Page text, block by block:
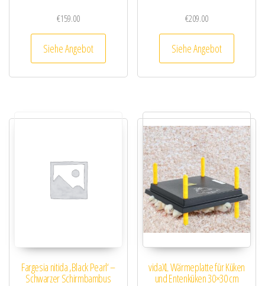
€159.00
Siehe Angebot
€209.00
Siehe Angebot
Fargesia nitida ‚Black Pearl‘ –
Schwarzer Schirmbambus
vidaXL Wärmeplatte für Küken
und Entenküken 30×30 cm